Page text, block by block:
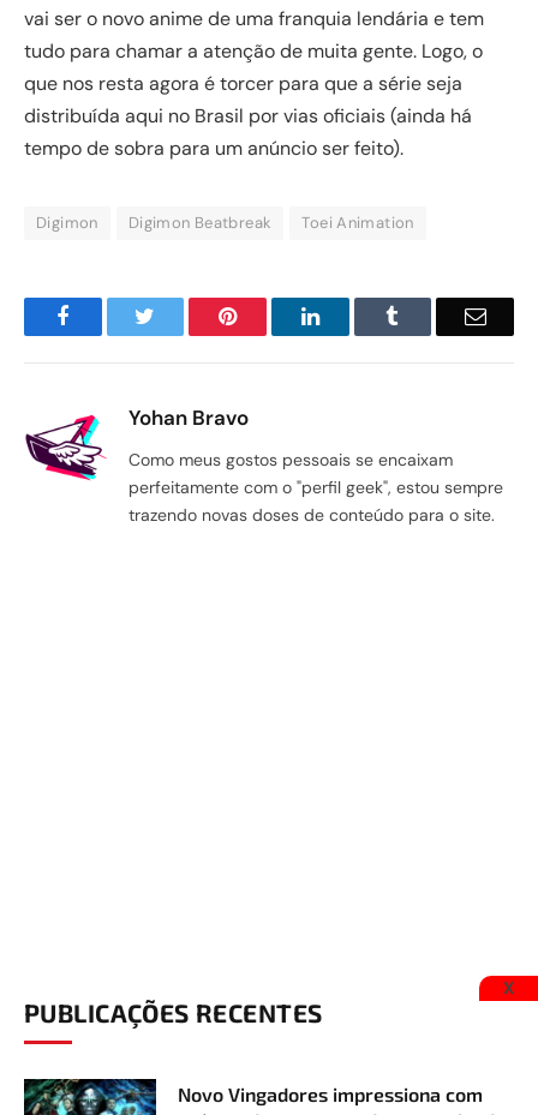
vai ser o novo anime de uma franquia lendária e tem
tudo para chamar a atenção de muita gente. Logo, o
que nos resta agora é torcer para que a série seja
distribuída aqui no Brasil por vias oficiais (ainda há
tempo de sobra para um anúncio ser feito).
Digimon Digimon Beatbreak Toei Animation
Facebook Pinterest LinkedIn Email
Yohan Bravo
Como meus gostos pessoais se encaixam
perfeitamente com o "perfil geek", estou sempre
trazendo novas doses de conteúdo para o site.
PUBLICAÇÕES RECENTES
Novo Vingadores impressiona com
X